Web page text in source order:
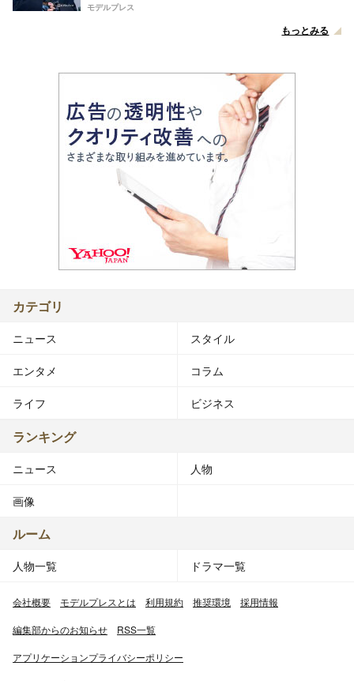
モデルプレス
もっとみる
カテゴリ
ニュース スタイル
エンタメ コラム
ライフ ビジネス
ランキング
ニュース 人物
画像
ルーム
人物一覧 ドラマ一覧
会社概要 モデルプレスとは 利用規約 推奨環境 採用情報
編集部からのお知らせ RSS一覧
アプリケーションプライバシーポリシー